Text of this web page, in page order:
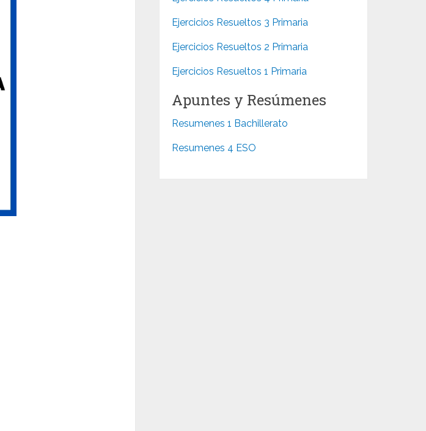
Ejercicios Resueltos 3 Primaria
Ejercicios Resueltos 2 Primaria
Ejercicios Resueltos 1 Primaria
Apuntes y Resúmenes
Resumenes 1 Bachillerato
Resumenes 4 ESO